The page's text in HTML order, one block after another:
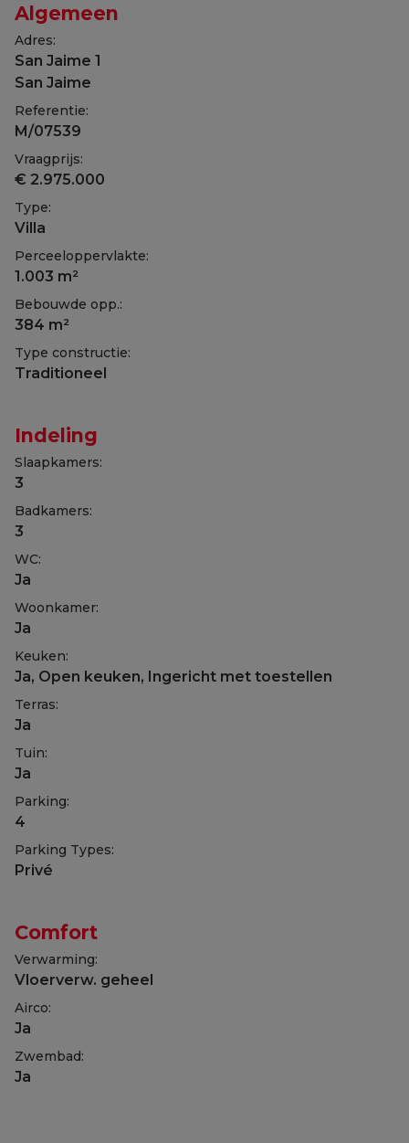
Algemeen
Adres:
San Jaime 1
San Jaime
Referentie:
M/07539
Vraagprijs:
€ 2.975.000
Type:
Villa
Perceeloppervlakte:
1.003 m²
Bebouwde opp.:
384 m²
Type constructie:
Traditioneel
Indeling
Slaapkamers:
3
Badkamers:
3
WC:
Ja
Woonkamer:
Ja
Keuken:
Ja, Open keuken, Ingericht met toestellen
Terras:
Ja
Tuin:
Ja
Parking:
4
Parking Types:
Privé
Comfort
Verwarming:
Vloerverw. geheel
Airco:
Ja
Zwembad:
Ja